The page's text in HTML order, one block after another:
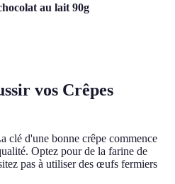
au lait 90g
vos Crêpes
clé d'une bonne crêpe commence
Optez pour de la farine de
pas à utiliser des œufs fermiers